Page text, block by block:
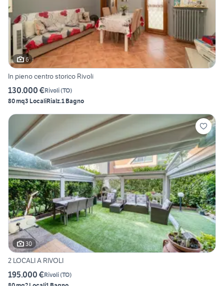
6
In pieno centro storico Rivoli
130.000 €Rivoli(TO)
80 mq3 LocaliRialz.1 Bagno
30
2 LOCALI A RIVOLI
195.000 €Rivoli(TO)